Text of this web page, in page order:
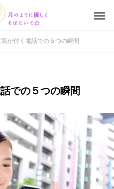
気が付く電話での５つの瞬間
での５つの瞬間